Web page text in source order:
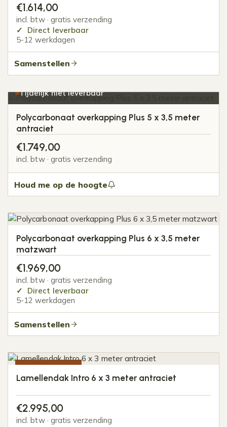
€1.614,00
incl. btw · gratis verzending
Direct leverbaar
5-12 werkdagen
Samenstellen
Tijdelijk niet leverbaar
Polycarbonaat overkapping Plus 5 x 3,5 meter
antraciet
€1.749,00
incl. btw · gratis verzending
Houd me op de hoogte
Polycarbonaat overkapping Plus 6 x 3,5 meter
matzwart
€1.969,00
incl. btw · gratis verzending
Direct leverbaar
5-12 werkdagen
Samenstellen
Lamellendak Intro 6 x 3 meter antraciet
€2.995,00
incl. btw · gratis verzending